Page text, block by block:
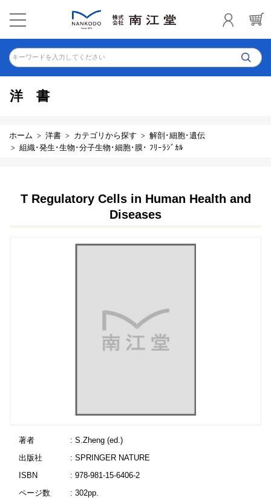
キーワードを入力してください
洋書
ホーム 洋書 カテゴリから探す
解剖･細胞･遺伝
組織･発生･生物･分子生物･細胞･膜･ ﾌﾘｰﾗｼﾞｶﾙ
T Regulatory Cells in Human Health and
Diseases
著者
: S.Zheng (ed.)
出版社
: SPRINGER NATURE
ISBN
: 978-981-15-6406-2
ページ数
: 302pp.